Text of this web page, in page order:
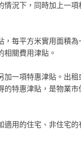
況下，同時加上一
每平方米實用面積
關費用津貼。
一項特惠津貼。出
特惠津貼，是物業
用的住宅、非住宅